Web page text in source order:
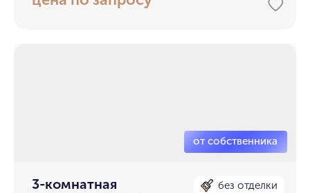
3-комнатная
без отделки